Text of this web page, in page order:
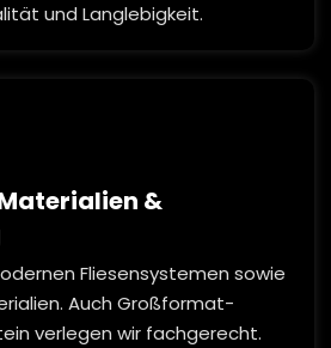
und Langlebigkeit.
&
Fliesensystemen sowie
Auch Großformat-
verlegen wir fachgerecht.